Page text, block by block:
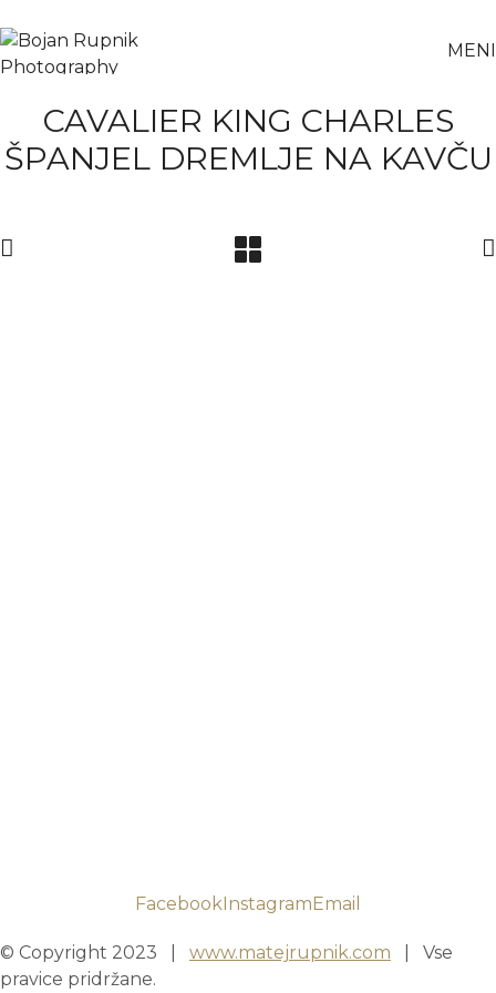
MENI
CAVALIER KING CHARLES
ŠPANJEL DREMLJE NA KAVČU
© Copyright 2023 | www.matejrupnik.com | Vse
pravice pridržane.
FacebookInstagramEmail